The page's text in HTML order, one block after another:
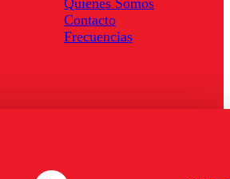
Contacto
Frecuencias